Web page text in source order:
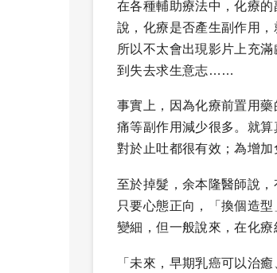
在各種輔助療法中，化療
說，化療是否產生副作用
所以不太會出現影片上充
到失去求生意志……
事實上，因為化療前置用
痛等副作用減少很多。就
對於止吐都很有效；為增
至於掉髮，余本隆醫師說
只要心態正向，「換個造
變細，但一般說來，在化
「未來，早期乳癌可以治